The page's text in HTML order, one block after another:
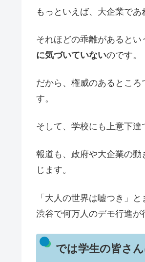
もっといえば、大企業であ
それほどの乖離があると
に気づいていないのです。
だから、権威のあるとこ
す。
そして、学校にも上意下達
報道も、政府や大企業の
じます。
「大人の世界は嘘つき」
渋谷で何万人のデモ行進が
では学生の皆さ